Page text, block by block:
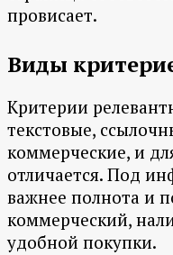
провисает.
Виды
Критерии
текстовые,
коммерческие, и
отличается. Под
важнее полнота и
коммерческий,
удобной покупки.